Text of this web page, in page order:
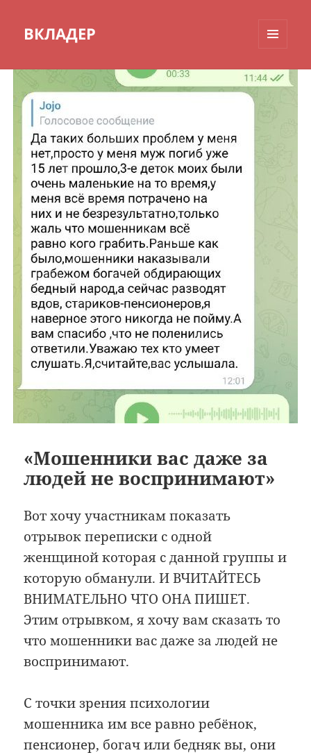
ВКЛАДЕР
ВИДЖЕТЫ
«Мошенники вас даже за
людей не воспринимают»
Вот хочу участникам показать
отрывок переписки с одной
женщиной которая с данной группы и
которую обманули. И ВЧИТАЙТЕСЬ
ВНИМАТЕЛЬНО ЧТО ОНА ПИШЕТ.
Этим отрывком, я хочу вам сказать то
что мошенники вас даже за людей не
воспринимают.
С точки зрения психологии
мошенника им все равно ребёнок,
пенсионер, богач или бедняк вы, они